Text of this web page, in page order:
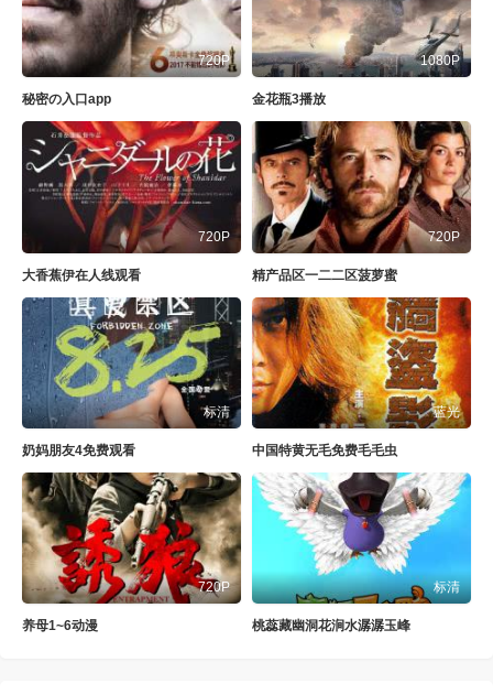
720P
秘密の入口app
1080P
金花瓶3播放
720P
大香蕉伊在人线观看
720P
精产品区一二二区菠萝蜜
标清
奶妈朋友4免费观看
蓝光
中国特黄无毛免费毛毛虫
720P
养母1~6动漫
标清
桃蕊藏幽洞花涧水潺潺玉峰